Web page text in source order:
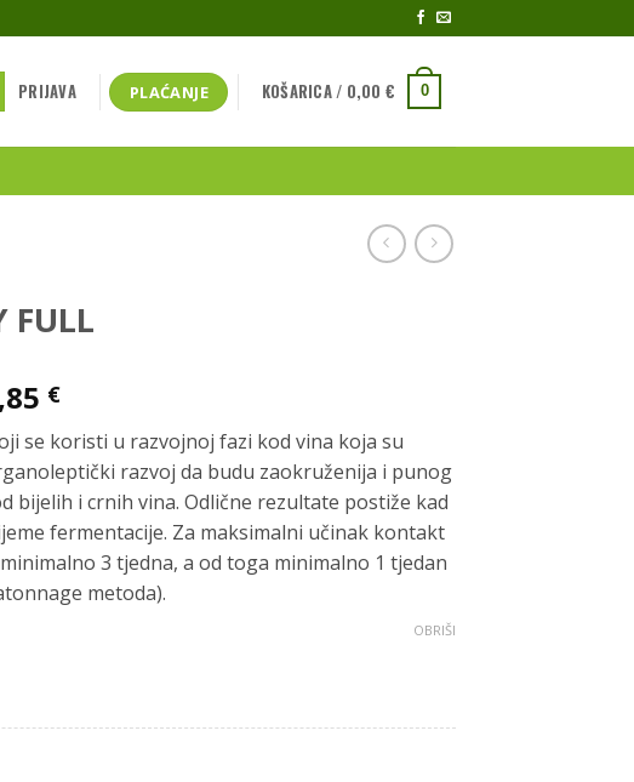
PRIJAVA PLAĆANJE KOŠARICA / 0,00 € 0
FULL
€Raspon
cijena:
od
11,15 €
do
34,85 €
se koristi u razvojnoj fazi kod vina koja su
razvoj da budu zaokruženija i punog
bijelih i crnih vina. Odlične rezultate postiže kad
fermentacije. Za maksimalni učinak kontakt
3 tjedna, a od toga minimalno 1 tjedan
metoda).
OBRIŠI